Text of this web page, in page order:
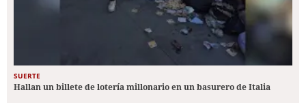
SUERTE
Hallan un billete de lotería millonario en un basurero de Italia